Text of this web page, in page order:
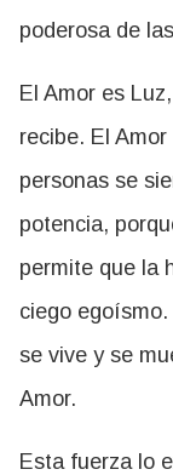
poderosa de
El Amor es
recibe. El
personas se
potencia,
permite que la
ciego
se vive y se
Amor.
Esta fuerza lo